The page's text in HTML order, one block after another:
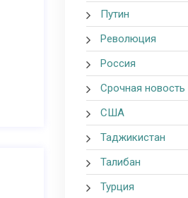
Путин
Революция
Россия
Срочная новость
США
Таджикистан
Талибан
Турция